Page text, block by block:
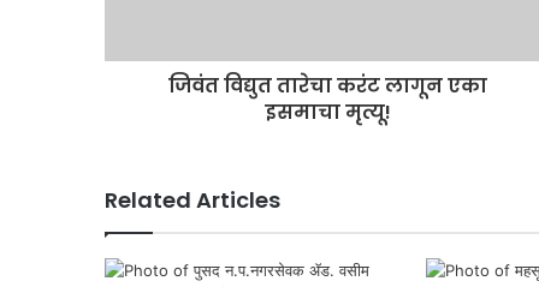
जिवंत विद्युत तारेचा करंट लागून एका
इसमाचा मृत्यू!
Related Articles